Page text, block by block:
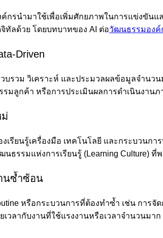
กรนำมาใช้เพื่อเพิ่มศักยภาพในการแข่งขัน
ทัลด้วย โดยบทบาทของ AI ต่อวัฒนธรรมองค์
Driven
รวม วิเคราะห์ และประมวลผลข้อมูลจำนว
มลูกค้า หรือการประเมินผลการดำเนินงานภ
รียนรู้เครื่องมือ เทคโนโลยี และกระบวนก
ธรรมแห่งการเรียนรู้ (Learning Culture)
นซ้ำซ้อน
หรือกระบวนการที่ต้องทำซ้ำ เช่น การ
เวลากับงานที่ใช้แรงงานหรือเวลาจำนวน